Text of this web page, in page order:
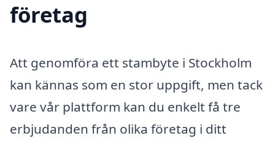
företag
Att genomföra ett stambyte i Stockholm
kan kännas som en stor uppgift, men tack
vare vår plattform kan du enkelt få tre
erbjudanden från olika företag i ditt